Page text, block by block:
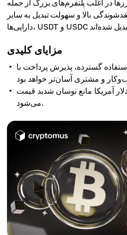
بالا و سهولت تبدیل به سایر
مزایای کلیدی
گسترده، پذیرش پرداخت با
آمریکا مانع نوسان شدید قیمت
می‌شود.